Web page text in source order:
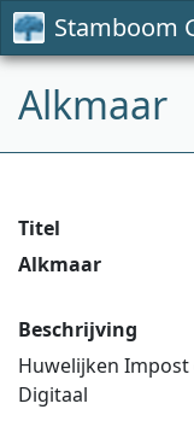
Stamboom
Alkmaar
Titel
Alkmaar
Beschrijving
Huwelijken Impost
Digitaal